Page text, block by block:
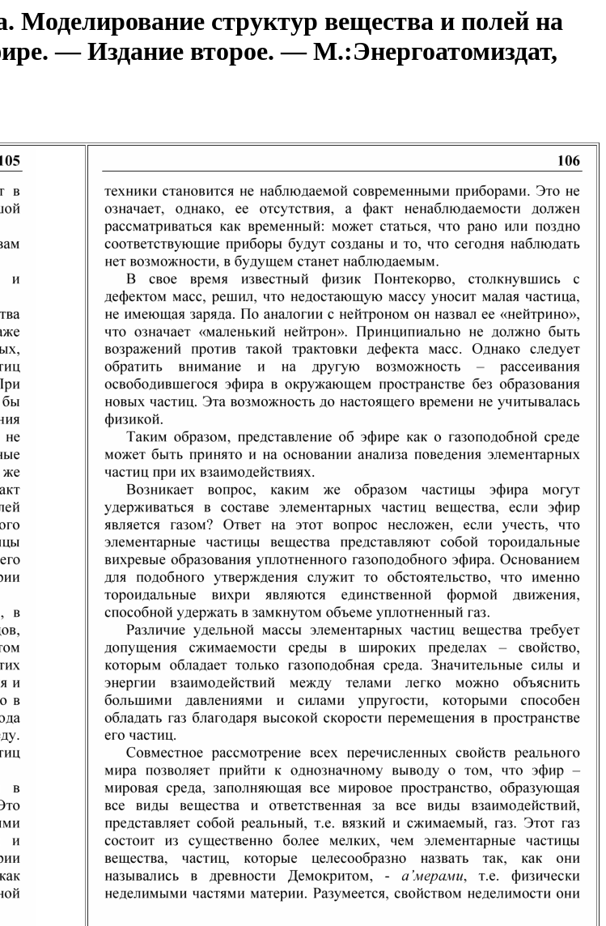
структур вещества и полей на
— Издание второе. — М.:Энергоатомиздат,